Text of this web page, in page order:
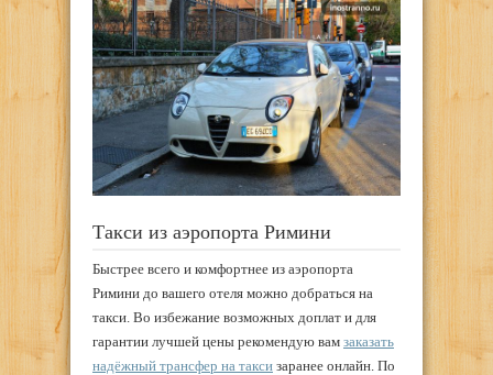
Такси из аэропорта Римини
Быстрее всего и комфортнее из аэропорта
Римини до вашего отеля можно добраться на
такси. Во избежание возможных доплат и для
гарантии лучшей цены рекомендую вам заказать
надёжный трансфер на такси заранее онлайн. По